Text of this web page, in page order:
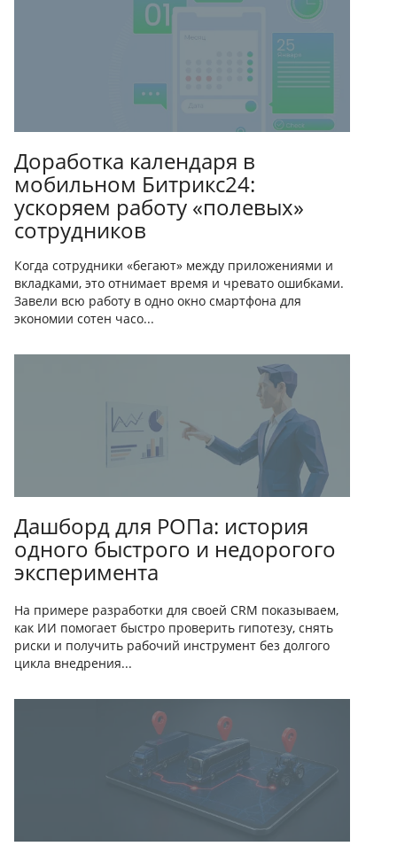
Доработка календаря в
мобильном Битрикс24:
ускоряем работу «полевых»
сотрудников
Когда сотрудники «бегают» между приложениями и
вкладками, это отнимает время и чревато ошибками.
Завели всю работу в одно окно смартфона для
экономии сотен часо...
Дашборд для РОПа: история
одного быстрого и недорогого
эксперимента
На примере разработки для своей CRM показываем,
как ИИ помогает быстро проверить гипотезу, снять
риски и получить рабочий инструмент без долгого
цикла внедрения...